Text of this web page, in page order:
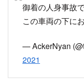
御着の人身事故
この車両の下に
— AckerNyan
2021